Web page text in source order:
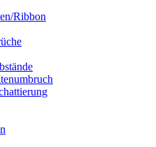
Ribbon